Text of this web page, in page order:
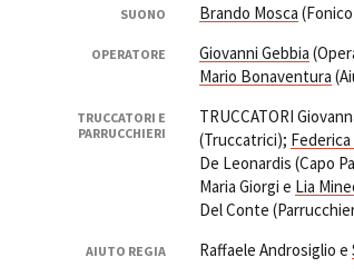
SUONO Brando Mosca
OPERATORE Giovanni Gebbia
Mario Bonaventura
TRUCCATORI E
PARRUCCHIERI
TRUCCATORI
(Truccatrici);
De Leonardis (Capo
Maria Giorgi e Lia
Del Conte
AIUTO REGIA Raffaele Androsiglio e